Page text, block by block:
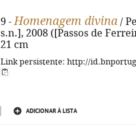
9 -Homenagem divina /
s.n.], 2008 ([Passos de
21 cm
Link persistente: http://
ADICIONAR À LISTA